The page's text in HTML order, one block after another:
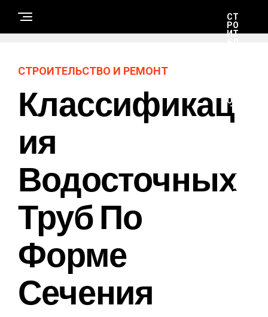
СТ
РО
ИТ
ОН
Т
А
И
Т
СТРОИТЕЛЬСТВО И РЕМОНТ
Классификац
Ия
Водосточных
Труб По
Форме
Сечения